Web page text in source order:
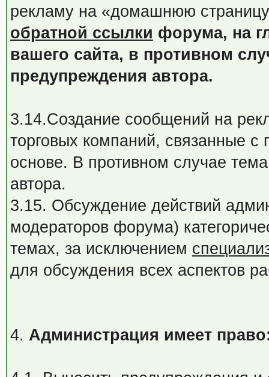
рекламу на «домашнюю
обратной ссылки форума, на
вашего сайта, в противном
предупреждения автора.
3.14.Создание сообщений на
торговых компаний, связанные
основе. В противном случае
автора.
3.15. Обсуждение действий
модераторов форума)
темах, за исключением
для обсуждения всех аспектов
4. Администрация имеет